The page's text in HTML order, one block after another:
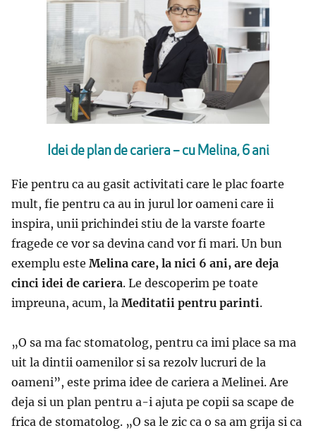
Idei de plan de cariera – cu Melina, 6 ani
Fie pentru ca au gasit activitati care le plac foarte
mult, fie pentru ca au in jurul lor oameni care ii
inspira, unii prichindei stiu de la varste foarte
fragede ce vor sa devina cand vor fi mari. Un bun
exemplu este Melina care, la nici 6 ani, are deja
cinci idei de cariera. Le descoperim pe toate
impreuna, acum, la Meditatii pentru parinti.
„O sa ma fac stomatolog, pentru ca imi place sa ma
uit la dintii oamenilor si sa rezolv lucruri de la
oameni”, este prima idee de cariera a Melinei. Are
deja si un plan pentru a-i ajuta pe copii sa scape de
frica de stomatolog. „O sa le zic ca o sa am grija si ca